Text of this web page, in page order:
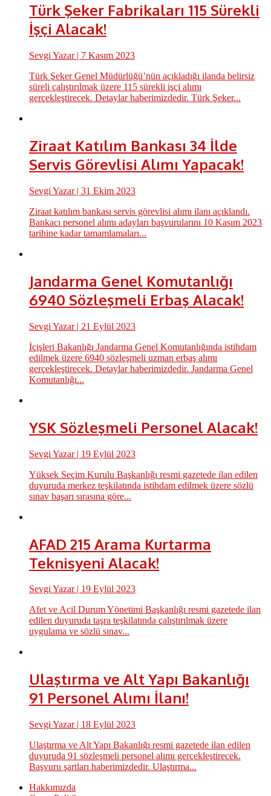
Türk Şeker Fabrikaları 115 Sürekli
İşçi Alacak!
Sevgi Yazar| 7 Kasım 2023
Türk Şeker Genel Müdürlüğü’nün açıkladığı ilanda belirsiz
süreli çalıştırılmak üzere 115 sürekli işçi alımı
gerçekleştirecek. Detaylar haberimizdedir. Türk Şeker...
Ziraat Katılım Bankası 34 İlde
Servis Görevlisi Alımı Yapacak!
Sevgi Yazar| 31 Ekim 2023
Ziraat katılım bankası servis görevlisi alımı ilanı açıklandı.
Bankacı personel alımı adayları başvurularını 10 Kasım 2023
tarihine kadar tamamlamaları...
Jandarma Genel Komutanlığı
6940 Sözleşmeli Erbaş Alacak!
Sevgi Yazar| 21 Eylül 2023
İçişleri Bakanlığı Jandarma Genel Komutanlığında istihdam
edilmek üzere 6940 sözleşmeli uzman erbaş alımı
gerçekleştirecek. Detaylar haberimizdedir. Jandarma Genel
Komutanlığı...
YSK Sözleşmeli Personel Alacak!
Sevgi Yazar| 19 Eylül 2023
Yüksek Seçim Kurulu Başkanlığı resmi gazetede ilan edilen
duyuruda merkez teşkilatında istihdam edilmek üzere sözlü
sınav başarı sırasına göre...
AFAD 215 Arama Kurtarma
Teknisyeni Alacak!
Sevgi Yazar| 19 Eylül 2023
Afet ve Acil Durum Yönetimi Başkanlığı resmi gazetede ilan
edilen duyuruda taşra teşkilatında çalıştırılmak üzere
uygulama ve sözlü sınav...
Ulaştırma ve Alt Yapı Bakanlığı
91 Personel Alımı İlanı!
Sevgi Yazar| 18 Eylül 2023
Ulaştırma ve Alt Yapı Bakanlığı resmi gazetede ilan edilen
duyuruda 91 sözleşmeli personel alımı gerçekleştirecek.
Başvuru şartları haberimizdedir. Ulaştırma...
Hakkımızda